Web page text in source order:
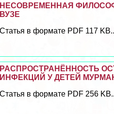
НЕСОВРЕМЕННАЯ
ВУЗЕ
Статья в формате PDF 117
РАСПРОСТРАНЁННОСТЬ
ИНФЕКЦИЙ У ДЕТЕЙ
Статья в формате PDF 256